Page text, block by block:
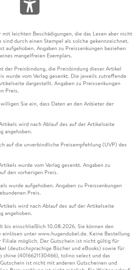
leichten Beschädigungen, die das Lesen aber nicht
sind durch einen Stempel als solche gekennzeichnet.
aufgehoben. Angaben zu Preissenkungen beziehen
mangelfreien Exemplars.
der Preisbindung, die Preisbindung dieser Artikel
wurde vom Verlag gesenkt. Die jeweils zutreffende
dargestellt. Angaben zu Preissenkungen
Preis.
Sie ein, dass Daten an den Anbieter der
wird nach Ablauf des auf der Artikelseite
angehoben.
auf die unverbindliche Preisempfehlung (UVP) des
wurde vom Verlag gesenkt. Angaben zu
den vorherigen Preis.
wurde aufgehoben. Angaben zu Preissenkungen
Preis.
wird nach Ablauf des auf der Artikelseite
angehoben.
bis einschließlich 10.08.2026. Sie können den
unter www.hugendubel.de. Keine Bestellung
Filiale möglich. Der Gutschein ist nicht gültig für
(deutschsprachige Bücher und eBooks) sowie für
shine (4016621130466), tolino select und das
ist nicht mit anderen Gutscheinen und